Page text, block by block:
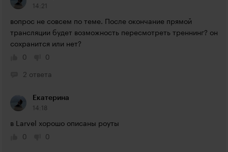
14:21
вопрос не совсем по теме. После окончание прямой
трансляции будет возможность пересмотреть треннинг? он
сохранится или нет?
0
0
2 ответа
Екатерина
14:18
в Larvel хорошо описаны роуты
0
0